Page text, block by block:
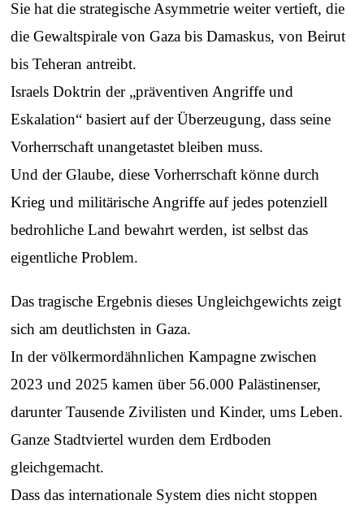
Sie hat die strategische Asymmetrie weiter vertieft, die
die Gewaltspirale von Gaza bis Damaskus, von Beirut
bis Teheran antreibt.
Israels Doktrin der „präventiven Angriffe und
Eskalation“ basiert auf der Überzeugung, dass seine
Vorherrschaft unangetastet bleiben muss.
Und der Glaube, diese Vorherrschaft könne durch
Krieg und militärische Angriffe auf jedes potenziell
bedrohliche Land bewahrt werden, ist selbst das
eigentliche Problem.
Das tragische Ergebnis dieses Ungleichgewichts zeigt
sich am deutlichsten in Gaza.
In der völkermordähnlichen Kampagne zwischen
2023 und 2025 kamen über 56.000 Palästinenser,
darunter Tausende Zivilisten und Kinder, ums Leben.
Ganze Stadtviertel wurden dem Erdboden
gleichgemacht.
Dass das internationale System dies nicht stoppen